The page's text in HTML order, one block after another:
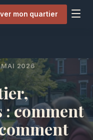
mon quartier
MAI 2026
: comment